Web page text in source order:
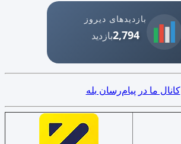
بازدیدهای دیروز
2,794بازدید
کانال ما در پیام‌رسان بله